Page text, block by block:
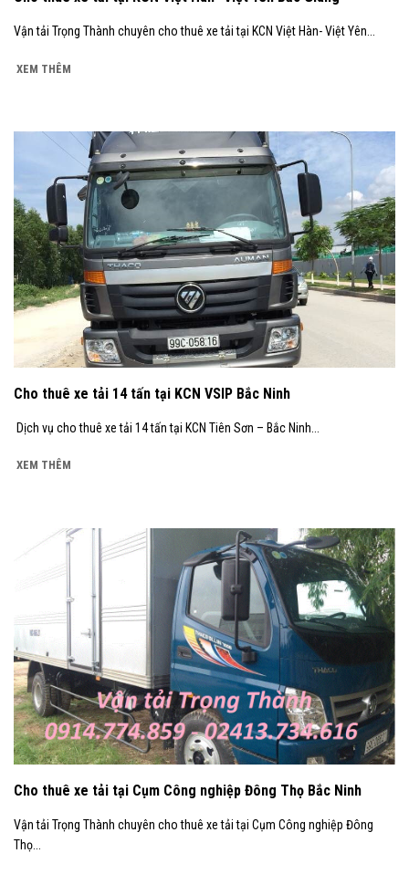
Vận tải Trọng Thành chuyên cho thuê xe tải tại KCN Việt Hàn- Việt Yên...
XEM THÊM
Cho thuê xe tải 14 tấn tại KCN VSIP Bắc Ninh
Dịch vụ cho thuê xe tải 14 tấn tại KCN Tiên Sơn – Bắc Ninh...
XEM THÊM
Cho thuê xe tải tại Cụm Công nghiệp Đông Thọ Bắc Ninh
Vận tải Trọng Thành chuyên cho thuê xe tải tại Cụm Công nghiệp Đông
Thọ...